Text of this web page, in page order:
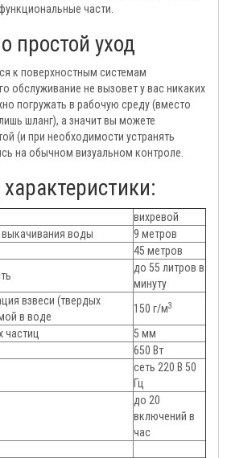
части.
простой уход
к поверхностным системам
обслуживание не вызовет у вас никаких
погружать в рабочую среду (вместо
шланг), а значит вы можете
(и при необходимости устранять
на обычном визуальном контроле.
вихревой
выкачивания воды
9 метров
45 метров
до 55 литров в
минуту
взвеси (твердых
в воде
150 г/м3
частиц
5 мм
650 Вт
сеть 220 В 50
Гц
до 20
включений в
час